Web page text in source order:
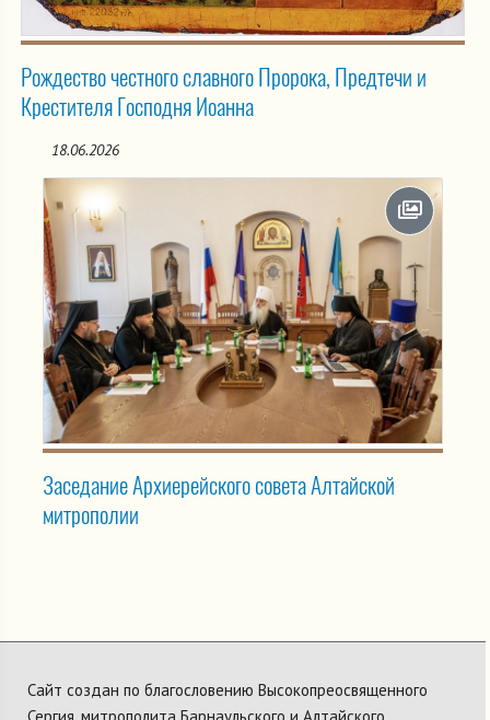
Рождество честного славного Пророка, Предтечи и
Крестителя Господня Иоанна
18.06.2026
Заседание Архиерейского совета Алтайской
митрополии
Сайт создан по благословению Высокопреосвященного
Сергия, митрополита Барнаульского и Алтайского,